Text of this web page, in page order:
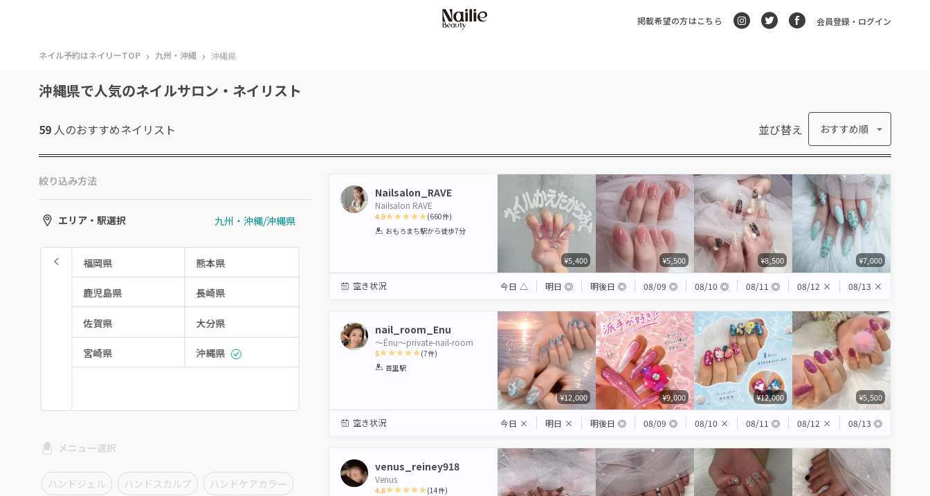
掲載希望の方はこちら 会員登録・ログイン
ネイル予約はネイリーTOP › 九州・沖縄 › 沖縄県
沖縄県で人気のネイルサロン・ネイリスト
59 人のおすすめネイリスト 並び替え おすすめ順
絞り込み方法
エリア・駅選択 九州・沖縄/沖縄県
福岡県 熊本県
鹿児島県 長崎県
佐賀県 大分県
宮崎県 沖縄県
エリアから選ぶ
メニュー選択
ハンドジェル ハンドスカルプ ハンドケアカラー
Nailsalon_RAVE
Nailsalon RAVE
4.9
1 2 3 4 5
(660件)
おもろまち駅から徒歩7分
¥5,400 ¥5,500 ¥8,500 ¥7,000
空き状況 今日 △ 明日 ◎ 明後日 ◎ 08/09 ◎ 08/10 ◎ 08/11 ◎ 08/12 × 08/13 ×
nail_room_Enu
〜Énu〜private-nail-room
5
1 2 3 4
(7件)
首里駅
¥12,000 ¥9,000 ¥12,000 ¥5,500
空き状況 今日 × 明日 × 明後日 ◎ 08/09 ◎ 08/10 × 08/11 ◎ 08/12 × 08/13 ◎
venus_reiney918
Venus
4.8 (14件)